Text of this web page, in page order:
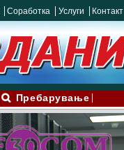
Соработка Услуги Контакт
Пребарување